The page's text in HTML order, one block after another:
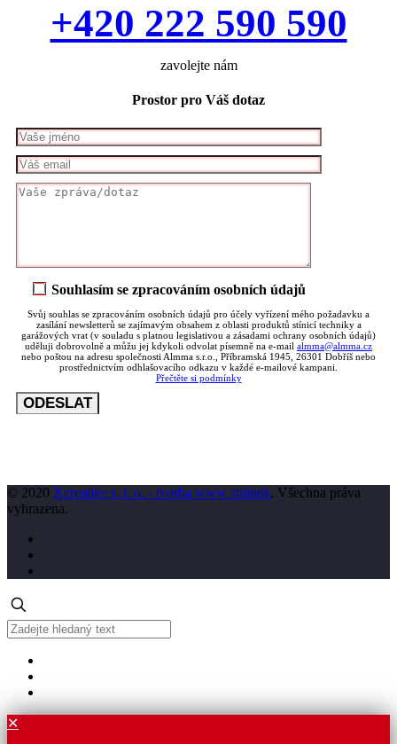
+420 222 590 590
zavolejte nám
Prostor pro Váš dotaz
Souhlasím se zpracováním osobních údajů
Svůj souhlas se zpracováním osobních údajů pro účely vyřízení mého požadavku a
zasílání newsletterů se zajímavým obsahem z oblasti produktů stínicí techniky a
garážových vrat (v souladu s platnou legislativou a zásadami ochrany osobních údajů)
uděluji dobrovolně a můžu jej kdykoli odvolat písemně na e-mail almma@almma.cz
nebo poštou na adresu společnosti Almma s.r.o., Příbramská 1945, 26301 Dobříš nebo
prostřednictvím odhlašovacího odkazu v každé e-mailové kampani.
Přečtěte si podmínky
© 2020 Xcreative s. r. o. - tvorba www stránek. Všechna práva
vyhrazena.
✕